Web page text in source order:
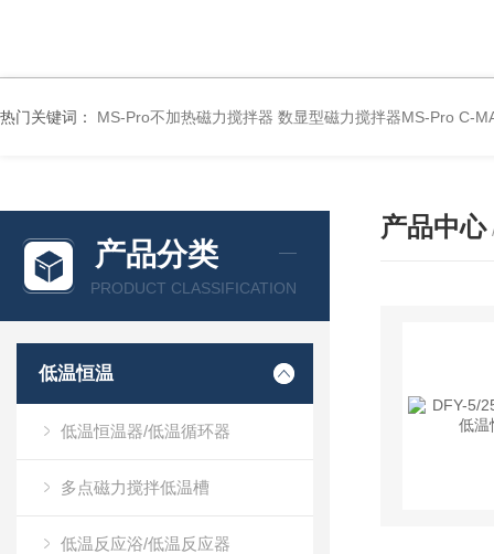
热门关键词： MS-Pro不加热磁力搅拌器 数显型磁力搅拌器MS-Pro C-
产品分类
PRODUCT CLASSIFICATION
低温恒温
低温恒温器/低温循环器
多点磁力搅拌低温槽
低温反应浴/低温反应器
产品中心